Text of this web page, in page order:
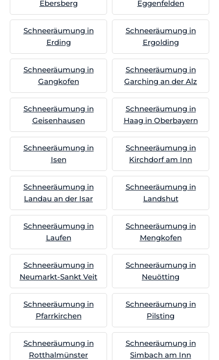
Ebersberg
Eggenfelden
Schneeräumung in
Erding
Schneeräumung in
Ergolding
Schneeräumung in
Gangkofen
Schneeräumung in
Garching an der Alz
Schneeräumung in
Geisenhausen
Schneeräumung in
Haag in Oberbayern
Schneeräumung in
Isen
Schneeräumung in
Kirchdorf am Inn
Schneeräumung in
Landau an der Isar
Schneeräumung in
Landshut
Schneeräumung in
Laufen
Schneeräumung in
Mengkofen
Schneeräumung in
Neumarkt-Sankt Veit
Schneeräumung in
Neuötting
Schneeräumung in
Pfarrkirchen
Schneeräumung in
Pilsting
Schneeräumung in
Rotthalmünster
Schneeräumung in
Simbach am Inn